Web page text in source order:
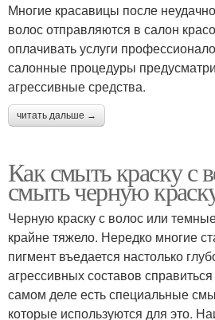
Многие красавицы после
волос отправляются в салон
оплачивать услуги
салонные процедуры
агрессивные средства.
читать дальше →
Как смыть краску с
смыть черную
Черную краску с волос или
крайне тяжело. Нередко многие
пигмент въедается настолько
агрессивных составов
самом деле есть специальные
которые используются для это.